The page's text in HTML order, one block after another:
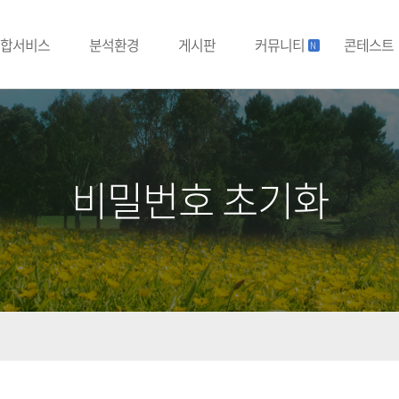
서비스 분석환경 게시판 커뮤니티 N 콘테스트
비밀번호 초기화